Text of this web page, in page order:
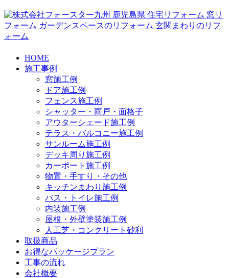
HOME
施工事例
窓施工例
ドア施工例
フェンス施工例
シャッター・雨戸・面格子
アウターシェード施工例
テラス・バルコニー施工例
サンルーム施工例
デッキ周り施工例
カーポート施工例
物置・手すり・その他
キッチンまわり施工例
バス・トイレ施工例
内装施工例
屋根・外壁塗装施工例
人工芝・コンクリート砂利
取扱商品
お得なパッケージプラン
工事の流れ
会社概要